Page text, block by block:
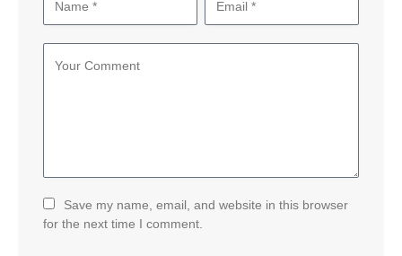
Save my name, email, and website in this browser
for the next time I comment.